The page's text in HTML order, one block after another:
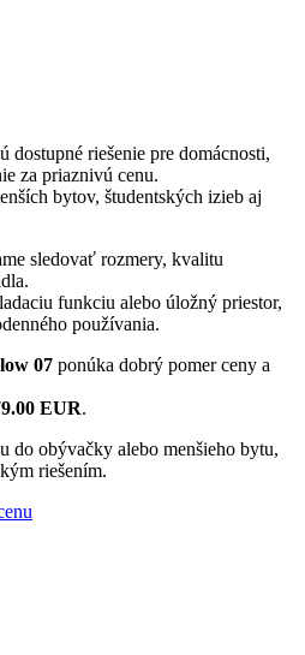
dostupné riešenie pre domácnosti,
za priaznivú cenu.
bytov, študentských izieb aj
sledovať rozmery, kvalitu
funkciu alebo úložný priestor,
používania.
07 ponúka dobrý pomer ceny a
EUR.
do obývačky alebo menšieho bytu,
riešením.